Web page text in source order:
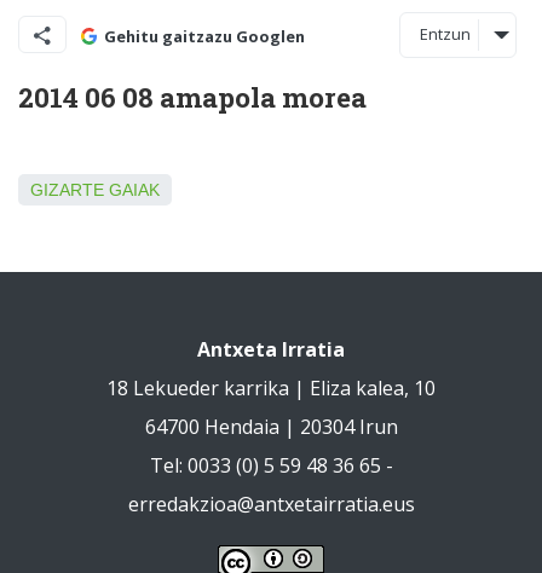
Gehitu gaitzazu Googlen Entzun
2014 06 08 amapola morea
GIZARTE GAIAK
Antxeta Irratia
18 Lekueder karrika | Eliza kalea, 10
64700 Hendaia | 20304 Irun
Tel: 0033 (0) 5 59 48 36 65 -
erredakzioa@antxetairratia.eus